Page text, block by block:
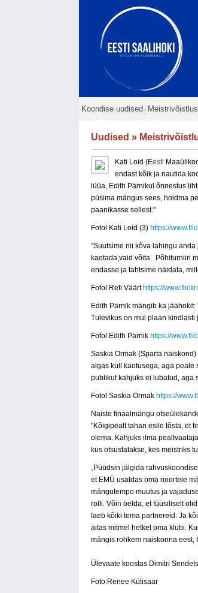
Koondise uudised
Uudised »
Kati Loid (Eesti
endast kõik ja nautida
lüüa, Edith Pärnikul õnnestus
püsima mängus sees, hoidma
paanikasse sellest."
Fotol Kati Loid (3) https://
"Suutsime nii kõva lahingu
kaotada,vaid võita. Põhiturniiri
endasse ja tahtsime näidata,
Fotol Reti Väärt https://
Edith Pärnik mängib ka jäähokit:
Tulevikus on mul plaan
Fotol Edith Pärnik https://
Saskia Ormak (Sparta naiskond)
algas küll kaotusega, aga
publikut kahjuks ei lubatud, aga
Fotol Saskia Ormak https://
Naiste finaalmängu
"Kõigipealt tahan esile tõsta, et
olema. Kahjuks ilma
kus otsustatakse, kes meistriks
„Püüdsin jälgida
et EMÜ usaldas oma noortele
mängutempo muutus ja
rolli. Võin öelda, et füüsiliselt
laeb kõiki tema partnereid. Ja
aitas mitmel hetkel oma klubi.
mängis rohkem naiskonna
Ülevaate koostas Dimitri
Foto:Renee Kütisaar